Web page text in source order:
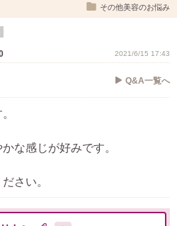
その他美容のお悩み
2021/6/15 17:43
Q&A一覧へ
な感じが好みです。
さい。